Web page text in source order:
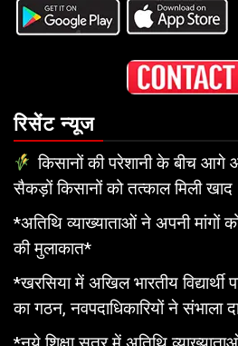
रिसेंट न्यूज
किसानों की परेशानी के बीच आगे
सैकड़ों किसानों को तत्काल मिली खाद
*अतिथि व्याख्याताओं ने अपनी मांगों
की मुलाकात*
*खरसिया में अखिल भारतीय विद्यार्थी
का गठन, नवपदाधिकारियों ने संभाला